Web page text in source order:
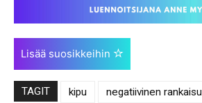
Lisää suosikkeihin
TAGIT kipu
negatiivinen rankaisu